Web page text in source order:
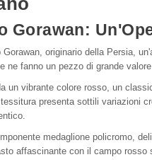
Gorawan:
Gorawan, originario della Persia,
ne fanno un pezzo di grande
un vibrante colore rosso, un
presenta sottili variazioni
medaglione policromo,
affascinante con il campo